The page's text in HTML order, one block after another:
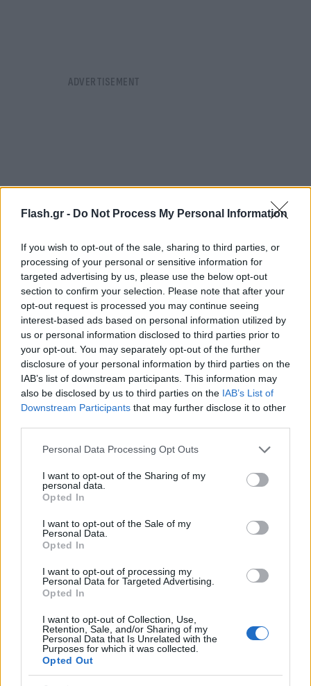
Flash.gr - Do Not Process My Personal Information
If you wish to opt-out of the sale, sharing to third parties, or
processing of your personal or sensitive information for
targeted advertising by us, please use the below opt-out
section to confirm your selection. Please note that after your
opt-out request is processed you may continue seeing
interest-based ads based on personal information utilized by
us or personal information disclosed to third parties prior to
your opt-out. You may separately opt-out of the further
disclosure of your personal information by third parties on the
IAB’s list of downstream participants. This information may
also be disclosed by us to third parties on the IAB’s List of
Downstream Participants that may further disclose it to other
Please note that this website/app uses one or more Google
not limited to your visit or usage behaviour. You may click to
grant or deny consent to Google and its third-party tags to
use your data for below specified purposes in below Google
consent section.
Personal Data Processing Opt Outs
I want to opt-out of the Sharing of my
personal data.
Opted In
I want to opt-out of the Sale of my
Personal Data.
Opted In
I want to opt-out of processing my
Personal Data for Targeted Advertising.
Opted In
I want to opt-out of Collection, Use,
Retention, Sale, and/or Sharing of my
Personal Data that Is Unrelated with the
Purposes for which it was collected.
Opted Out
Η Διεθνής Επιτροπή του Ερυθρού Σταυρού θεωρεί
τον αποκλεισμό παράνομο και λέει ότι παραβιάζει
τη Σύμβαση της Γενεύης, μια κατηγορία που
αρνούνται οι Ισραηλινοί αξιωματούχοι. Ο ΟΗΕ,
διάφορες ομάδες ανθρωπίνων δικαιωμάτων και
νομικοί, επικαλούμενοι τον αποκλεισμό, θεωρούν
ότι η Γάζα εξακολουθεί να βρίσκεται υπό
στρατιωτική κατοχή από το Ισραήλ.
Τι είναι η Χαμάς και ποιον εκπροσωπεί;
Η Χαμάς είναι ένα από τα δύο μεγάλα πολιτικά
κόμματα στα παλαιστινιακά εδάφη. Ιδρύθηκε το
ισραηλινής κατοχής της Γάζας και της Δυτικής
Όχθης, η ομάδα ήταν αρχικά παρακλάδι της
Μουσουλμανικής Αδελφότητας, η οποία ευνοεί τις
ισλαμιστικές αρχές – μια πεποίθηση ότι το Ισλάμ
πρέπει να διαδραματίσει σημαντικό ρόλο στην
πολιτική ζωή.